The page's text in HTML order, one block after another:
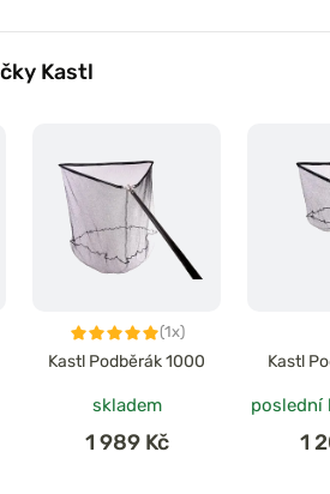
Kastl
(1x)
Kastl Podběrák 1000
skladem
1 989 Kč
Kastl
poslední
1